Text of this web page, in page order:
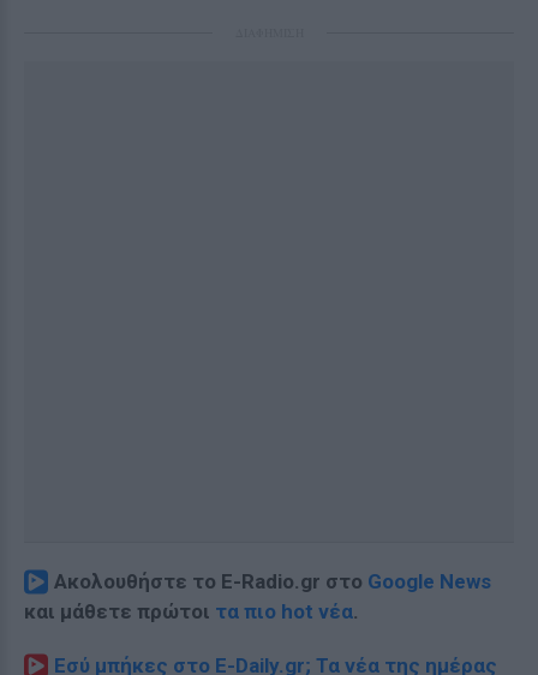
Ακολουθήστε το E-Radio.gr στο Google News
και μάθετε πρώτοι τα πιο hot νέα.
Εσύ μπήκες στο E-Daily.gr; Τα νέα της ημέρας